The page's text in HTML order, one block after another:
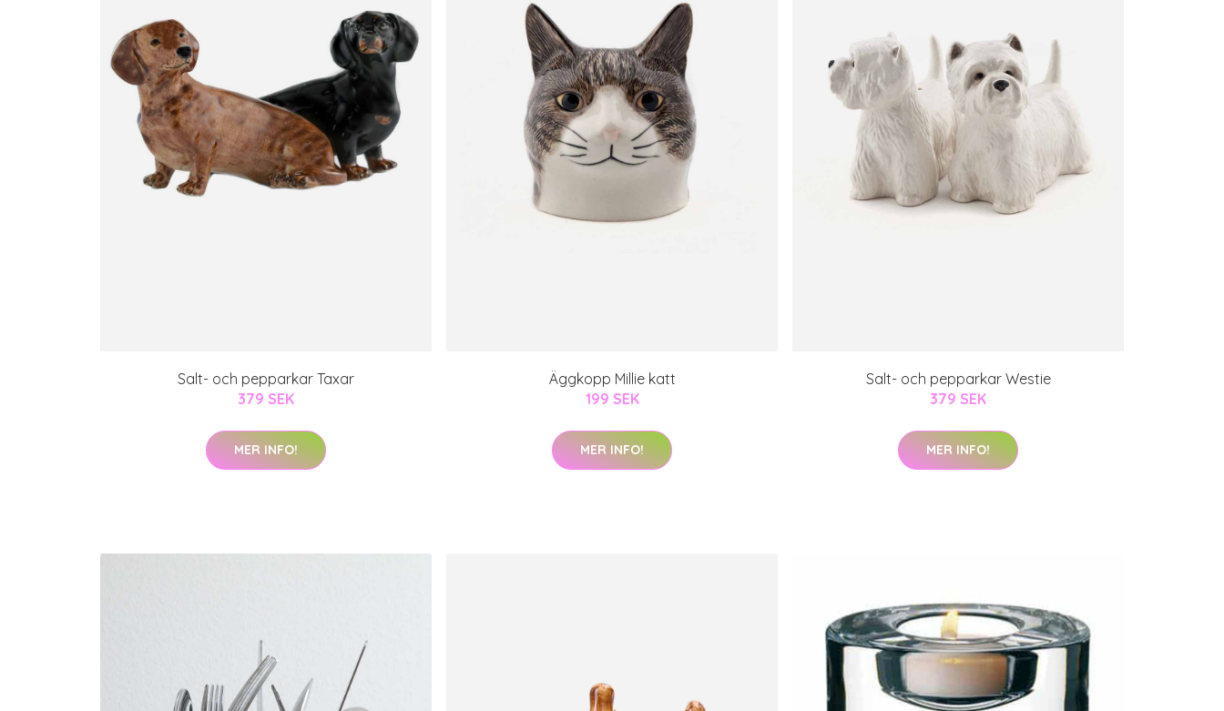
Salt- och pepparkar Taxar
379 SEK
MER INFO!
Äggkopp Millie katt
199 SEK
MER INFO!
Salt- och pepparkar Westie
379 SEK
MER INFO!